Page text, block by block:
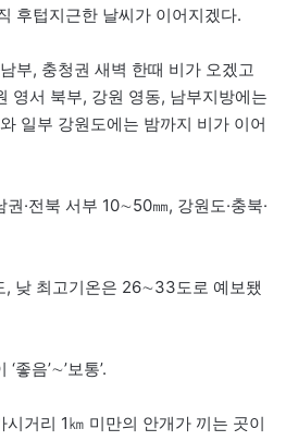
후텁지근한 날씨가 이어지겠다.
부, 충청권 새벽 한때 비가 오겠고
영서 북부, 강원 영동, 남부지방에는
일부 강원도에는 밤까지 비가 이어
·전북 서부 10∼50㎜, 강원도·충북·
낮 최고기온은 26∼33도로 예보됐
좋음’∼’보통’.
거리 1㎞ 미만의 안개가 끼는 곳이